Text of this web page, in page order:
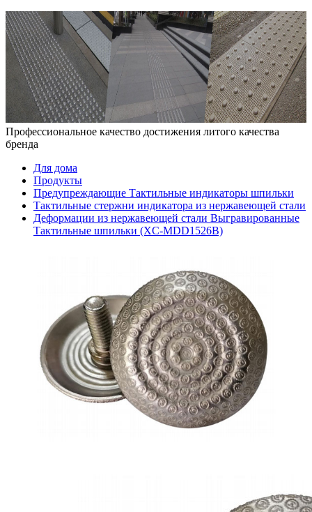
Профессиональное качество достижения литого качества
бренда
Для дома
Продукты
Предупреждающие Тактильные индикаторы шпильки
Тактильные стержни индикатора из нержавеющей стали
Деформации из нержавеющей стали Выгравированные
Тактильные шпильки (XC-MDD1526B)